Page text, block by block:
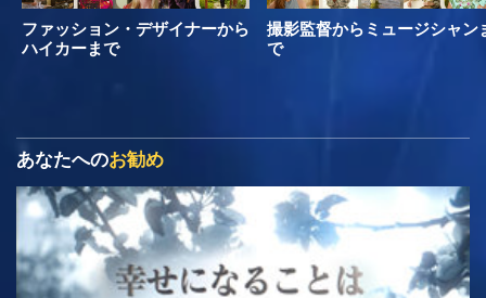
ファッション・デザイナーから
ハイカーまで
撮影監督からミュージシャン
で
あなたへのお勧め